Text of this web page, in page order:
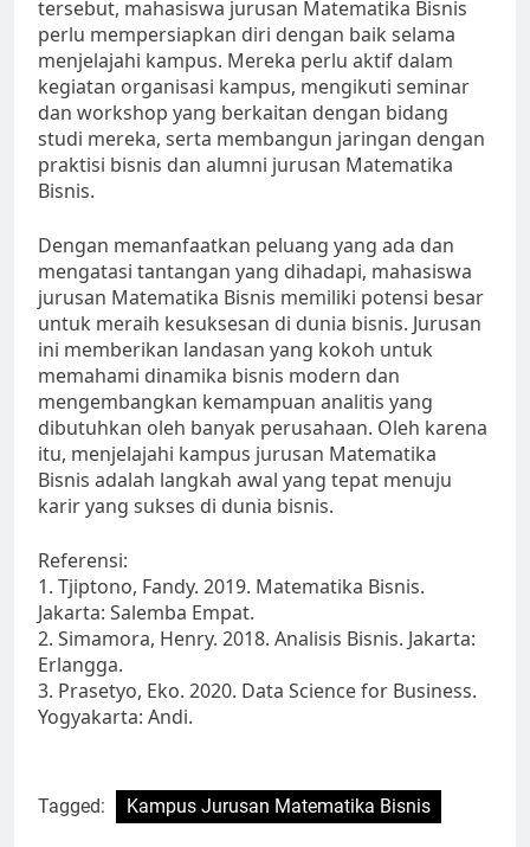
tersebut, mahasiswa jurusan Matematika Bisnis
perlu mempersiapkan diri dengan baik selama
menjelajahi kampus. Mereka perlu aktif dalam
kegiatan organisasi kampus, mengikuti seminar
dan workshop yang berkaitan dengan bidang
studi mereka, serta membangun jaringan dengan
praktisi bisnis dan alumni jurusan Matematika
Bisnis.
Dengan memanfaatkan peluang yang ada dan
mengatasi tantangan yang dihadapi, mahasiswa
jurusan Matematika Bisnis memiliki potensi besar
untuk meraih kesuksesan di dunia bisnis. Jurusan
ini memberikan landasan yang kokoh untuk
memahami dinamika bisnis modern dan
mengembangkan kemampuan analitis yang
dibutuhkan oleh banyak perusahaan. Oleh karena
itu, menjelajahi kampus jurusan Matematika
Bisnis adalah langkah awal yang tepat menuju
karir yang sukses di dunia bisnis.
Referensi:
1. Tjiptono, Fandy. 2019. Matematika Bisnis.
Jakarta: Salemba Empat.
2. Simamora, Henry. 2018. Analisis Bisnis. Jakarta:
Erlangga.
3. Prasetyo, Eko. 2020. Data Science for Business.
Yogyakarta: Andi.
Tagged: Kampus Jurusan Matematika Bisnis